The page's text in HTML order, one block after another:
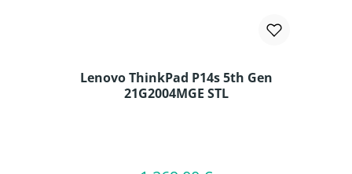
Lenovo ThinkPad P14s 5th Gen
21G2004MGE STL